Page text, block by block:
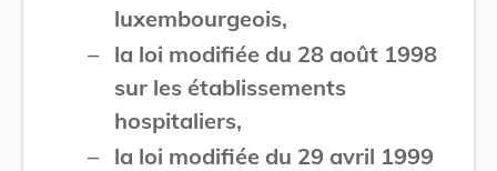
luxembourgeois,
– la loi modifiée du 28 août 1998
sur les établissements
hospitaliers,
– la loi modifiée du 29 avril 1999